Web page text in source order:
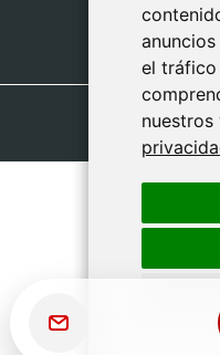
el tráfico
nuestros
el tráfico
nuestros